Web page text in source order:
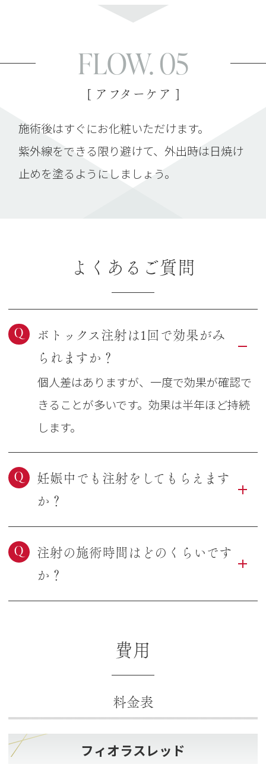
FLOW. 05
[ アフターケア ]
施術後はすぐにお化粧いただけます。
紫外線をできる限り避けて、外出時は日焼け
止めを塗るようにしましょう。
よくあるご質問
Q
ボトックス注射は1回で効果がみ
られますか？
個人差はありますが、一度で効果が確認で
きることが多いです。効果は半年ほど持続
します。
Q
妊娠中でも注射をしてもらえます
か？
Q
注射の施術時間はどのくらいです
か？
費用
料金表
フィオラスレッド